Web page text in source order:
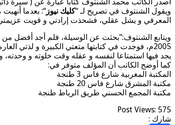
ويقول الشنتوف في تصريح لـ “كليك نيوز “: بعدما
المعرفي و يشل عقلي، فشحذت إرادتي و قويت عزيمتي
2005م، فوجدت في كتابتها متعتي الكبيرة و
يجد فيها استمتاعا لنفسه و عقله وقت خلوته و
كما أوضح الكاتب أن المؤلف متوفر في:
المكتبة المغربية شارع فاس 3 طنجة
مكتبة المشرق شارع فاس 20 طنجة
مكتبة المجمع الحسني طريق الرباط طنجة
Post Views: 575
شارك :